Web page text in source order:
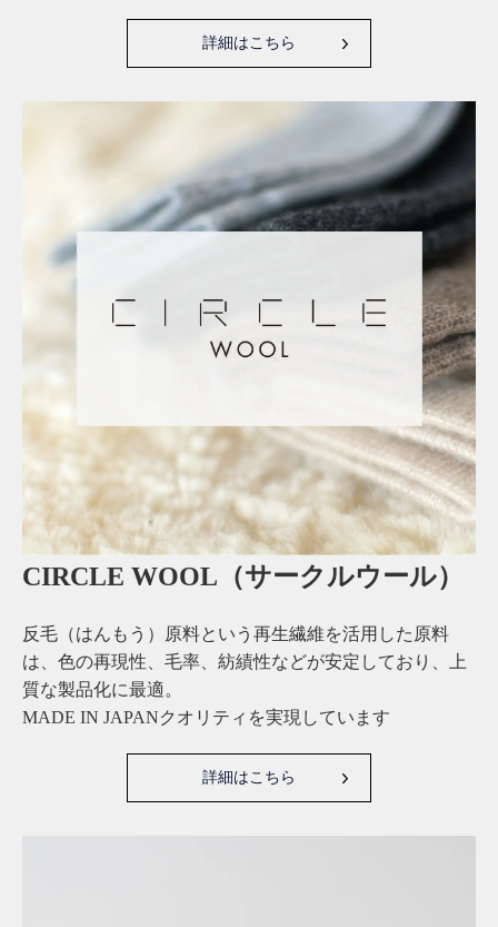
詳細はこちら
CIRCLE WOOL（サークルウール）
反毛（はんもう）原料という再生繊維を活用した原料
は、色の再現性、毛率、紡績性などが安定しており、上
質な製品化に最適。
MADE IN JAPANクオリティを実現しています
詳細はこちら